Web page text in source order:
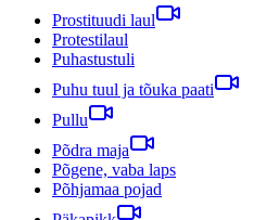
Prostituudi laul
Protestilaul
Puhastustuli
Puhu tuul ja tõuka paati
Pullu
Põdra maja
Põgene, vaba laps
Põhjamaa pojad